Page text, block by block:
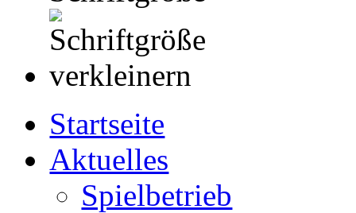
Startseite
Aktuelles
Spielbetrieb